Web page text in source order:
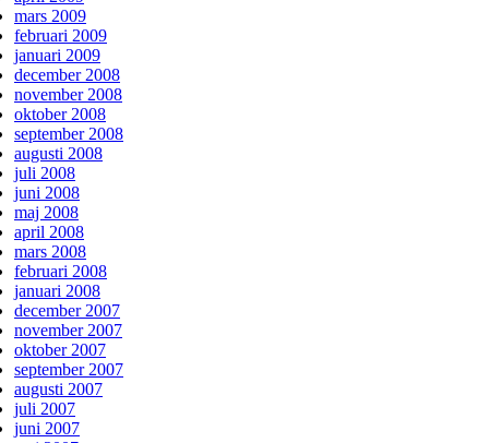
mars 2009
februari 2009
januari 2009
december 2008
november 2008
oktober 2008
september 2008
augusti 2008
juli 2008
juni 2008
maj 2008
april 2008
mars 2008
februari 2008
januari 2008
december 2007
november 2007
oktober 2007
september 2007
augusti 2007
juli 2007
juni 2007